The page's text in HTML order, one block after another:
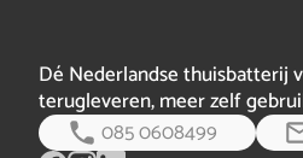
Dé Nederlandse thuisbatterij
terugleveren, meer zelf
085 0608499